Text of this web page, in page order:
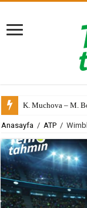
K. Muchova – M.
Anasayfa / ATP /